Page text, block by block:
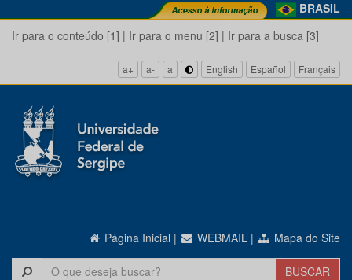
BRASIL
Ir para o conteúdo [1] | Ir para o menu [2] | Ir para a busca [3]
a+ a- a English Español Français
Página Inicial | WEBMAIL | Mapa do Site